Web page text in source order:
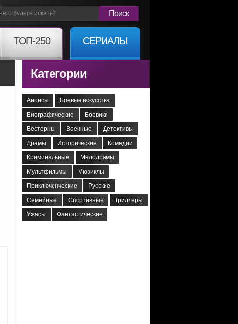
Поиск
ТОП-250 СЕРИАЛЫ
Категории
Анонсы Боевые искусства
Биографические Боевики
Вестерны Военные Детективы
Драмы Исторические Комедии
Криминальные Мелодрамы
Мультфильмы Мюзиклы
Приключенческие Русские
Семейные Спортивные Триллеры
Ужасы Фантастические